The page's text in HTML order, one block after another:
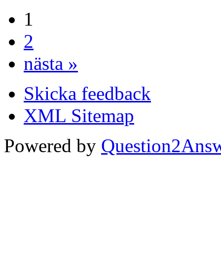
1
2
nästa »
Skicka feedback
XML Sitemap
Powered by